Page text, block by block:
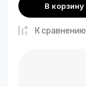
В корзину
К сравнению